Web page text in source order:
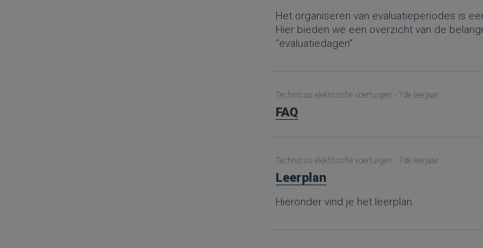
Het organiseren van evaluatieperiodes is
Hier bieden we een overzicht van de
“evaluatiedagen”.
Technicus elektrische voertuigen - 7de leerjaar
FAQ
Technicus elektrische voertuigen - 7de leerjaar
Leerplan
Hieronder vind je het leerplan.